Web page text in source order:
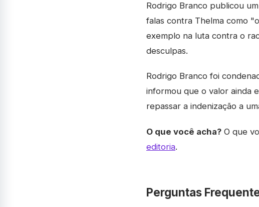
Rodrigo Branco publicou
falas contra Thelma como
exemplo na luta contra o
desculpas.
Rodrigo Branco foi
informou que o valor ainda
repassar a indenização a
O que você acha? O que
editoria.
Perguntas